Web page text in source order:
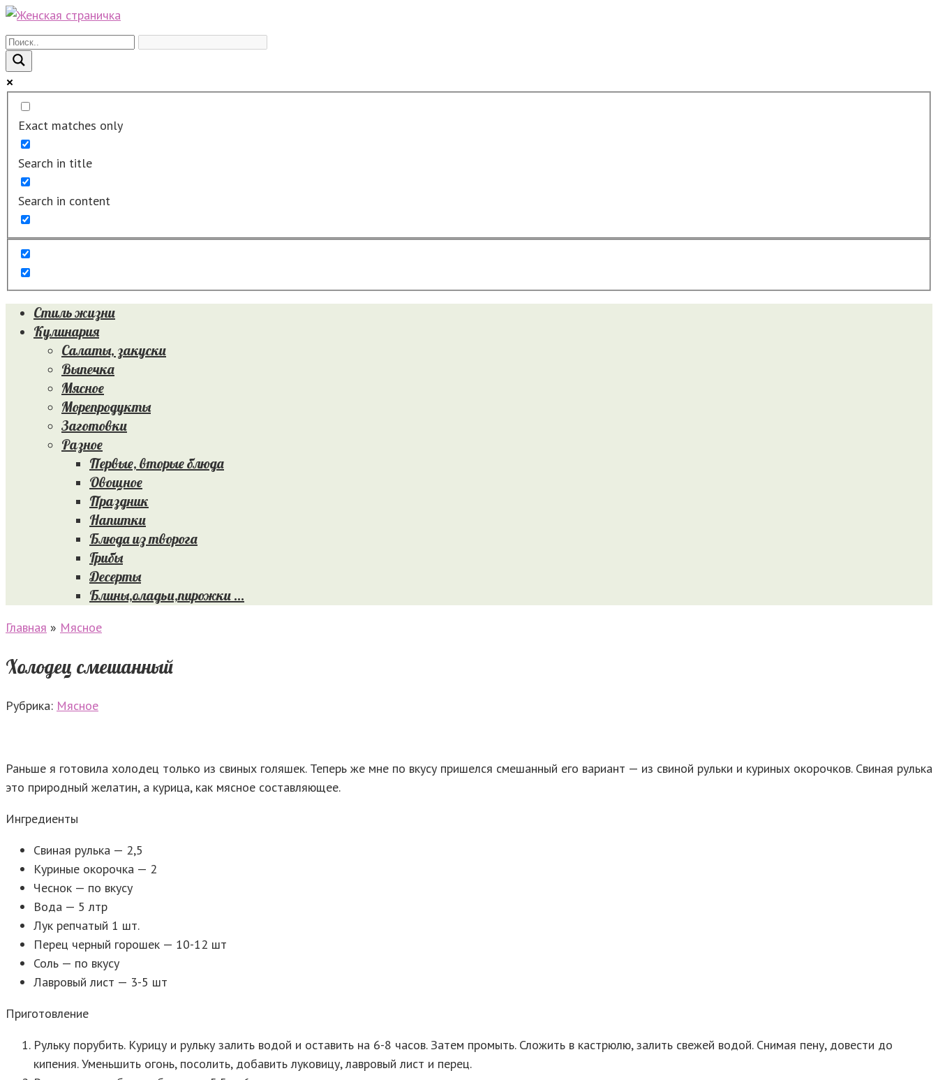
Перейти
к
контенту
Exact matches only
Search in title
Search in content
Стиль жизни
Кулинария
Салаты, закуски
Выпечка
Мясное
Морепродукты
Заготовки
Разное
Первые, вторые блюда
Овощное
Праздник
Напитки
Блюда из творога
Грибы
Десерты
Блины,оладьи,пирожки …
Главная » Мясное
Холодец смешанный
Рубрика: Мясное
Раньше я готовила холодец только из свиных голяшек. Теперь же мне по вкусу пришелся смешанный его вариант — из свиной рульки и куриных окорочков. Свиная рулька
это природный желатин, а курица, как мясное составляющее.
Ингредиенты
Свиная рулька — 2,5
Куриные окорочка — 2
Чеснок — по вкусу
Вода — 5 лтр
Лук репчатый 1 шт.
Перец черный горошек — 10-12 шт
Соль — по вкусу
Лавровый лист — 3-5 шт
Приготовление
Рульку порубить. Курицу и рульку залить водой и оставить на 6-8 часов. Затем промыть. Сложить в кастрюлю, залить свежей водой. Снимая пену, довести до
кипения. Уменьшить огонь, посолить, добавить луковицу, лавровый лист и перец.